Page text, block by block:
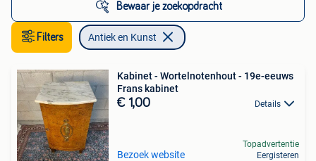
Bewaar je zoekopdracht
Filters Antiek en Kunst
Kabinet - Wortelnotenhout - 19e-eeuws
Frans kabinet
€ 1,00 Details
Bezoek website
Topadvertentie
Eergisteren